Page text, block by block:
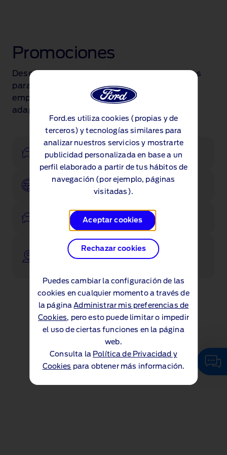
Ford.es utiliza cookies (propias y de
terceros) y tecnologías similares para
analizar nuestros servicios y mostrarte
publicidad personalizada en base a un
perfil elaborado a partir de tus hábitos de
navegación (por ejemplo, páginas
visitadas).
Aceptar cookies
Rechazar cookies
Puedes cambiar la configuración de las
cookies en cualquier momento a través de
la páginaAdministrar mis preferencias de
Cookies, pero esto puede limitar o impedir
el uso de ciertas funciones en la página
web.
Consulta la Política de Privacidad y
Cookies para obtener más información.
Promociones
Descubre nuestra amplia variedad de ofertas
para turismos, comerciales y
empresas. Encuentra el Ford que mejor se
adapte a ti.
Configurador
Pruébalo
Ver existencias
Ponte en contacto con uno de nuestros
concesionarios